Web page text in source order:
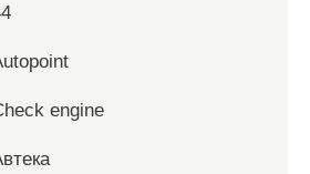
engine